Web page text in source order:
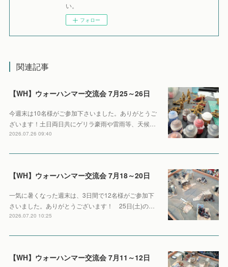
い。
フォロー
関連記事
【WH】ウォーハンマー交流会 7月25～26日
今週末は10名様がご参加下さいました。ありがとうご
ざいます！土日両日共にゲリラ豪雨や雷雨等、天候…
2026.07.26 09:40
【WH】ウォーハンマー交流会 7月18～20日
一気に暑くなった週末は、3日間で12名様がご参加下
さいました。ありがとうございます！ 25日(土)の…
2026.07.20 10:25
【WH】ウォーハンマー交流会 7月11～12日